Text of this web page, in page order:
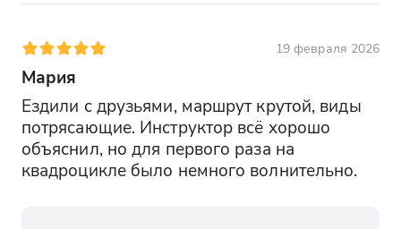
19 февраля 2026
Мария
Ездили с друзьями, маршрут крутой, виды
потрясающие. Инструктор всё хорошо
объяснил, но для первого раза на
квадроцикле было немного волнительно.